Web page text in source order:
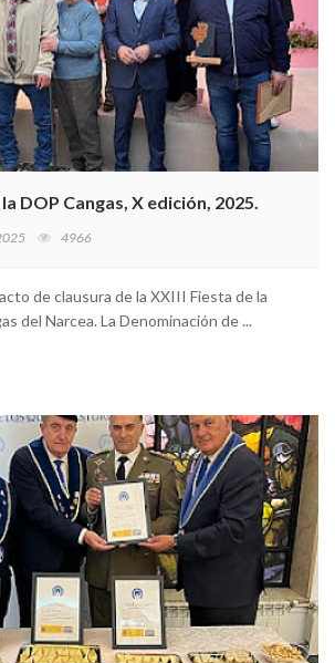
DOP Cangas, X edición, 2025.
4966
de clausura de la XXIII Fiesta de la
del Narcea. La Denominación de ...